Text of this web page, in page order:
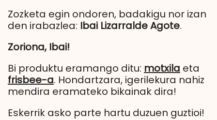
Zozketa egin ondoren, badakigu nor izan
den irabazlea: Ibai Lizarralde Agote.
Zoriona, Ibai!
Bi produktu eramango ditu: motxila eta
frisbee-a. Hondartzara, igerilekura nahiz
mendira eramateko bikainak dira!
Eskerrik asko parte hartu duzuen guztioi!